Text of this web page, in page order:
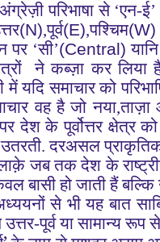
परिभाषा से ‘एन-ई’
(N),पूर्व(E),पश्चिम(W)
पर ‘सी’(Central)
ने कब्ज़ा कर लिया
में यदि समाचार को
वह है जो
पर देश के पूर्वोत्तर
उतरती. दरअसल
जब तक देश के
बासी हो जाती हैं बल्कि
से भी यह बात
पूर्व या सामान्य रूप से